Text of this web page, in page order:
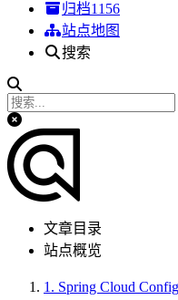
归档1156
站点地图
搜索
文章目录
站点概览
1. Spring Cloud